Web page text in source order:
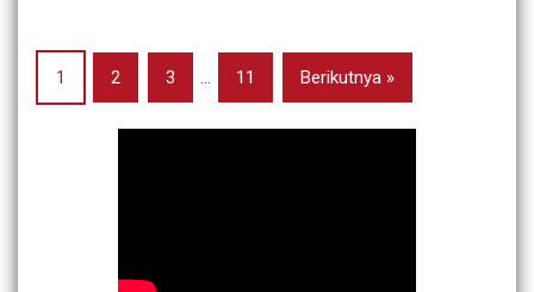
1 2 3 … 11 Berikutnya »